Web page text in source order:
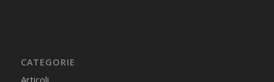
CATEGORIE